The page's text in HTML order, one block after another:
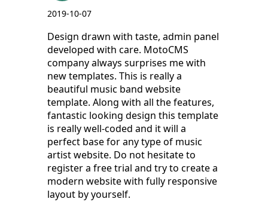
2019-10-07
Design drawn with taste, admin panel
developed with care. MotoCMS
company always surprises me with
new templates. This is really a
beautiful music band website
template. Along with all the features,
fantastic looking design this template
is really well-coded and it will a
perfect base for any type of music
artist website. Do not hesitate to
register a free trial and try to create a
modern website with fully responsive
layout by yourself.